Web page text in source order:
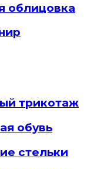
облицовка
трикотаж
обувь
стельки